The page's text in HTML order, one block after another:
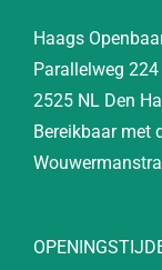
Haags
Parallelweg 224
2525 NL Den
Bereikbaar met